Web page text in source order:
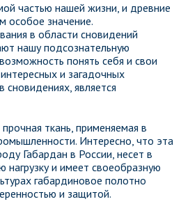
частью нашей жизни, и древние
особое значение.
в области сновидений
нашу подсознательную
понять себя и свои
и загадочных
является
ткань, применяемая в
Интересно, что эта
Габардан в России, несет в
нагрузку и имеет своеобразную
габардиновое полотно
и защитой.